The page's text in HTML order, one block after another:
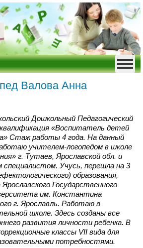
Валова Анна
Дошкольный Педагогический
«Воспитатель детей
Стаж работы 4 года. На данный
учителем-логопедом в школе
г. Тутаев, Ярославской обл. и
Учусь, перешла на 3
образования,
Государственного
им. Константина
г. Ярославль. Работаю в
школе. Здесь созданы все
развития личности ребенка. В
классы VII вида для
потребностями.